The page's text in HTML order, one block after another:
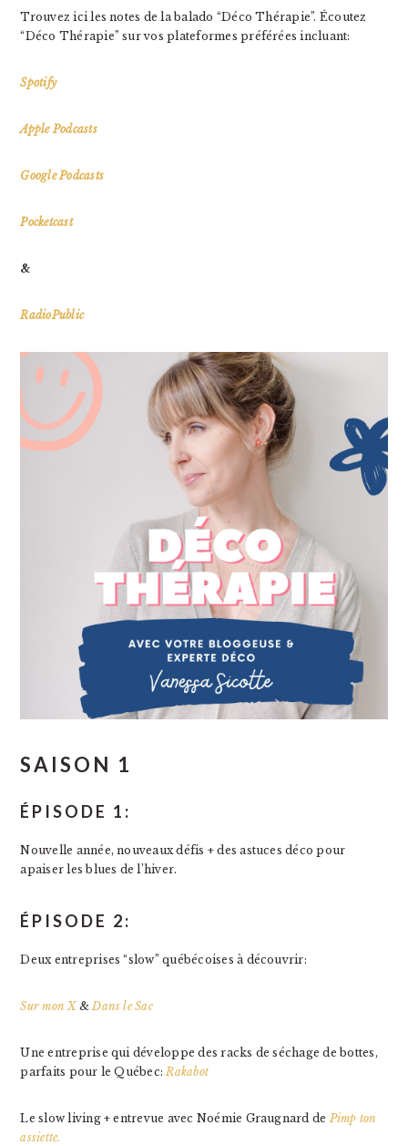
Trouvez ici les notes de la balado “Déco Thérapie”. Écoutez
“Déco Thérapie” sur vos plateformes préférées incluant:
Spotify
Apple Podcasts
Google Podcasts
Pocketcast
&
RadioPublic
SAISON 1
ÉPISODE 1:
Nouvelle année, nouveaux défis + des astuces déco pour
apaiser les blues de l’hiver.
ÉPISODE 2:
Deux entreprises “slow” québécoises à découvrir:
Sur mon X&Dans le Sac
Une entreprise qui développe des racks de séchage de bottes,
parfaits pour le Québec:Rakabot
Le slow living + entrevue avec Noémie Graugnard de Pimp ton
assiette.